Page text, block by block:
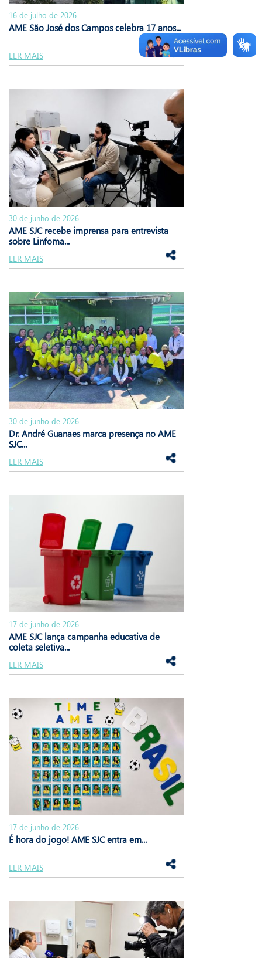
16 de julho de 2026
AME São José dos Campos celebra 17 anos...
LER MAIS
30 de junho de 2026
AME SJC recebe imprensa para entrevista
sobre Linfoma...
LER MAIS
30 de junho de 2026
Dr. André Guanaes marca presença no AME
SJC...
LER MAIS
17 de junho de 2026
AME SJC lança campanha educativa de
coleta seletiva...
LER MAIS
17 de junho de 2026
É hora do jogo! AME SJC entra em...
LER MAIS